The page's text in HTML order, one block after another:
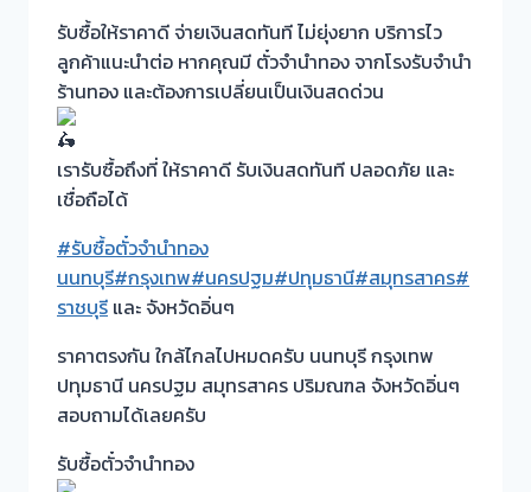
รับซื้อให้ราคาดี จ่ายเงินสดทันที ไม่ยุ่งยาก บริการไว
ลูกค้าแนะนำต่อ หากคุณมี ตั๋วจำนำทอง จากโรงรับจำนำ
ร้านทอง และต้องการเปลี่ยนเป็นเงินสดด่วน
เรารับซื้อถึงที่ ให้ราคาดี รับเงินสดทันที ปลอดภัย และ
เชื่อถือได้
#รับซื้อตั๋วจำนำทอง
นนทบุรี#กรุงเทพ#นครปฐม#ปทุมธานี#สมุทรสาคร#
ราชบุรี และ จังหวัดอิ่นๆ
ราคาตรงกัน ใกล้ไกลไปหมดครับ นนทบุรี กรุงเทพ
ปทุมธานี นครปฐม สมุทรสาคร ปริมณฑล จังหวัดอิ่นๆ
สอบถามได้เลยครับ
รับซื้อตั๋วจำนำทอง